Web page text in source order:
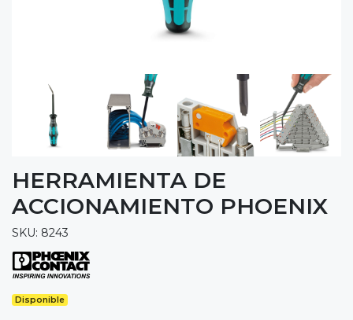
HERRAMIENTA DE
ACCIONAMIENTO PHOENIX
SKU: 8243
Disponible